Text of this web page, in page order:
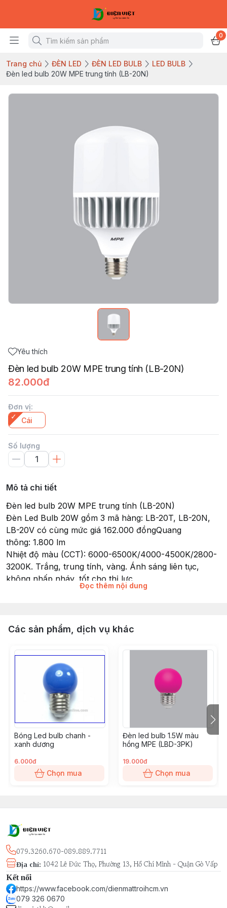
0
Trang chủ ĐÈN LED ĐÈN LED BULB
LED BULB
Đèn led bulb 20W MPE trung tính (LB-20N)
Yêu thích
Đèn led bulb 20W MPE trung tính (LB-20N)
82.000đ
Đơn vị:
Cái
Số lượng
Mô tả chi tiết
Đèn led bulb 20W MPE trung tính (LB-20N)
Đèn Led Bulb 20W gồm 3 mã hàng: LB-20T, LB-20N,
LB-20V có cùng mức giá 162.000 đồngQuang
thông: 1.800 lm
Nhiệt độ màu (CCT): 6000-6500K/4000-4500K/2800-
3200K. Trắng, trung tính, vàng. Ánh sáng liên tục,
không nhấp nháy, tốt cho thị lực
Tiêu chuẩn châu Âu CE - RoHS
Đui đèn: E27
RA >80 Chỉ số hoàn màu cao
Hệ số công suất (PF): >0.5
Instant Light: 0s
No Mercury
Recyclable
Góc chiếu: 270°
MPE Led Bulb size: Ø80mm x 150mm
Quy cách đóng gói: 1 cái/hộp, 20 cái/thùng
Kiểu dáng đẹp, nhiều chủng loại, dễ dàng lắp đặt cho
mọi công trình: nhà phố, căn hộ cao cấp, biệt thự, tòa
nhà, văn phòng, nhà xưởng, nhà máy, xưởng sản xuất,
Đọc thêm nội dung
Các sản phẩm, dịch vụ khác
Bóng Led bulb chanh -
xanh dương
6.000đ
Chọn mua
Đèn led bulb 1.5W màu
hồng MPE (LBD-3PK)
19.000đ
Chọn mua
079.3260.670-089.889.7711
Địa chỉ: 1042 Lê Đức Thọ, Phường 13, Hồ Chí Minh - Quận Gò Vấp
Kết nối
https://www.facebook.com/dienmattroihcm.vn
079 326 0670